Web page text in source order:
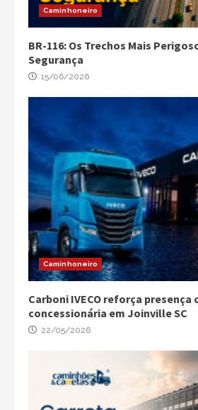
Caminhoneiro
BR-116: Os Trechos Mais
Segurança
15/06/2026
Caminhoneiro
Carboni IVECO reforça presença
concessionária em Joinville SC
22/05/2026